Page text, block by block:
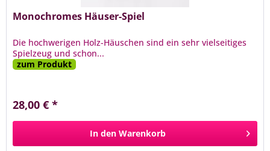
Monochromes Häuser-Spiel
Die hochwerigen Holz-Häuschen sind ein sehr vielseitiges
Spielzeug und schon...
zum Produkt
28,00 € *
In den Warenkorb